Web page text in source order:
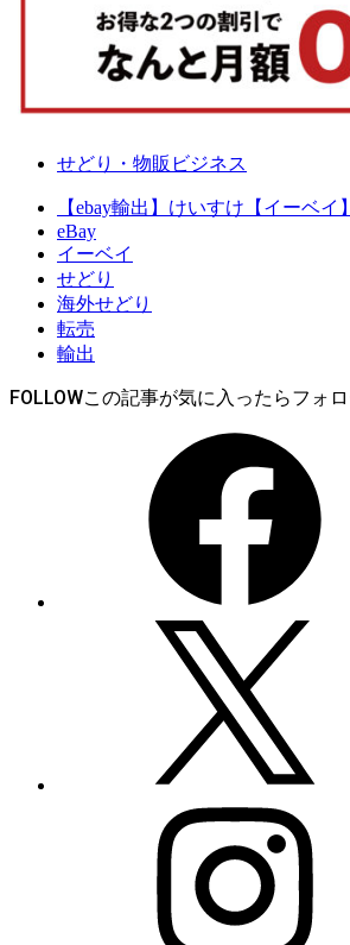
せどり・物販ビジネス
【ebay輸出】けいすけ【イーベイ】
eBay
イーベイ
せどり
海外せどり
転売
輸出
FOLLOW